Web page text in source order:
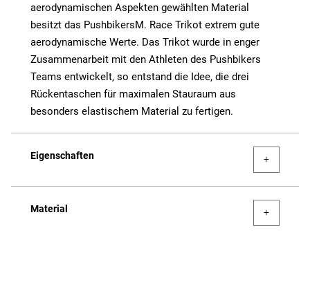
aerodynamischen Aspekten gewählten Material
besitzt das PushbikersM. Race Trikot extrem gute
aerodynamische Werte. Das Trikot wurde in enger
Zusammenarbeit mit den Athleten des Pushbikers
Teams entwickelt, so entstand die Idee, die drei
Rückentaschen für maximalen Stauraum aus
besonders elastischem Material zu fertigen.
Eigenschaften
Material